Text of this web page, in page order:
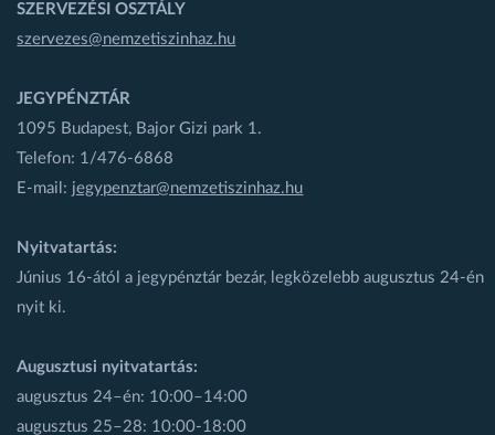
SZERVEZÉSI OSZTÁLY
szervezes@nemzetiszinhaz.hu
JEGYPÉNZTÁR
1095 Budapest, Bajor Gizi park 1.
Telefon: 1/476-6868
E-mail: jegypenztar@nemzetiszinhaz.hu
Nyitvatartás:
Június 16-ától a jegypénztár bezár, legközelebb augusztus 24-én
nyit ki.
Augusztusi nyitvatartás:
augusztus 24–én: 10:00–14:00
augusztus 25–28: 10:00-18:00